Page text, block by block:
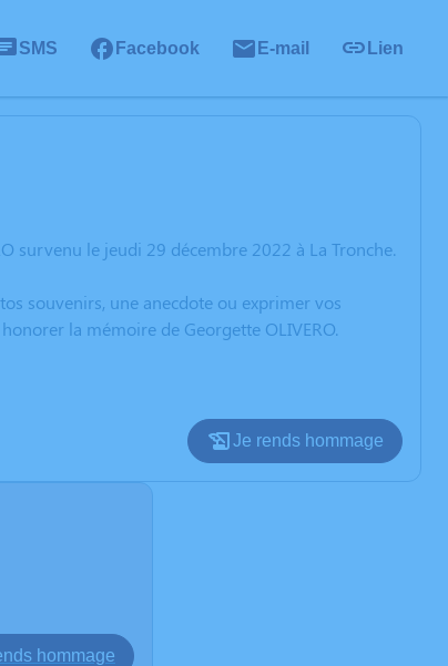
SMS Facebook E-mail Lien
survenu le jeudi 29 décembre 2022 à La Tronche.
souvenirs, une anecdote ou exprimer vos
la mémoire de Georgette OLIVERO.
Je rends hommage
hommage